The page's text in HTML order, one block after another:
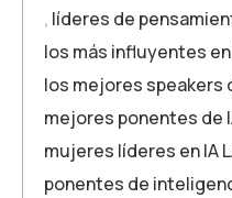
, líderes de
los más influyentes
los mejores speakers
mejores ponentes de
mujeres líderes en IA
ponentes de